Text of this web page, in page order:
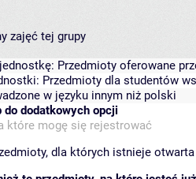
zajęć tej grupy
Przedmioty oferowane
Przedmioty dla studentów
w języku innym niż polski
dodatkowych opcji
które mogę się rejestrować
dla których istnieje